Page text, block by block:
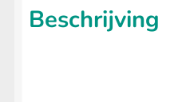
Beschrijving